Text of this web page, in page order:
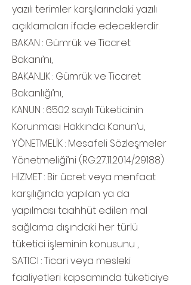
yazılı terimler karşılarındaki yazılı
açıklamaları ifade edeceklerdir.
BAKAN : Gümrük ve Ticaret
Bakanı’nı,
BAKANLIK : Gümrük ve Ticaret
Bakanlığı’nı,
KANUN : 6502 sayılı Tüketicinin
Korunması Hakkında Kanun’u,
YÖNETMELİK : Mesafeli Sözleşmeler
Yönetmeliği’ni (RG:27.11.2014/29188)
HİZMET : Bir ücret veya menfaat
karşılığında yapılan ya da
yapılması taahhüt edilen mal
sağlama dışındaki her türlü
tüketici işleminin konusunu ,
SATICI : Ticari veya mesleki
faaliyetleri kapsamında tüketiciye